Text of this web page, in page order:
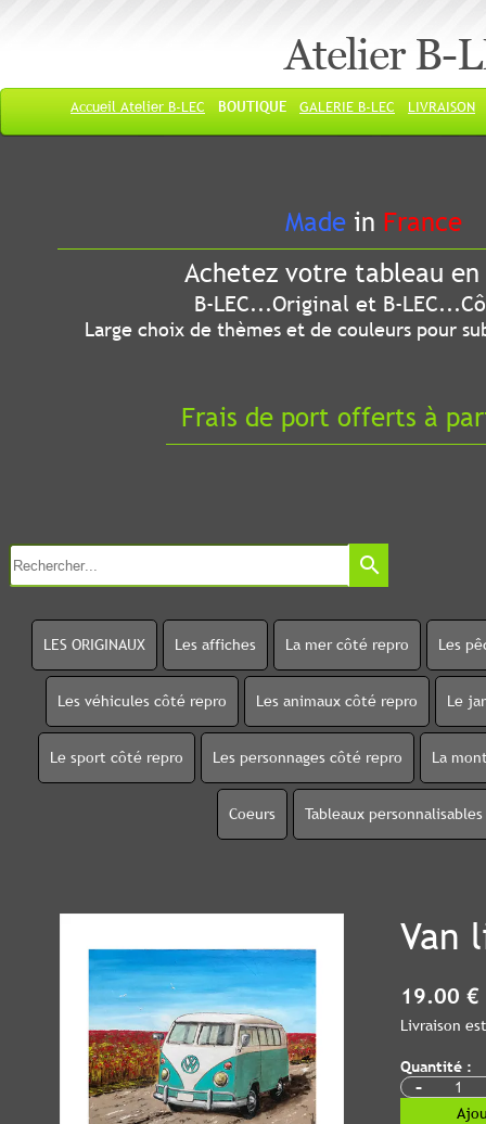
Atelier B-
Accueil Atelier B-LEC BOUTIQUE GALERIE B-LEC LIVRAISON
Made in France
Achetez votre tableau
B-LEC...Original et B-
Large choix de thèmes et de couleurs pour
Frais de port offerts à
search
LES ORIGINAUX Les affiches La mer côté repro Les
Les véhicules côté repro Les animaux côté repro Le
Le sport côté repro Les personnages côté repro La
Coeurs Tableaux personnalisables
Van
19.00 €
Livraison
Quantité :
-